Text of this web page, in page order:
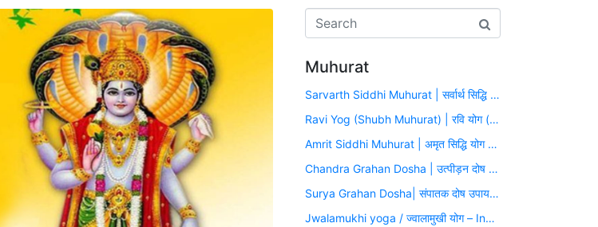
Muhurat
Sarvarth Siddhi Muhurat | सर्वार्थ सिद्धि योग (सन् 2026-2027)
Ravi Yog (Shubh Muhurat) | रवि योग (सन् 2026-2027)
Amrit Siddhi Muhurat | अमृत सिद्धि योग (सन् 2026-2027)
Chandra Grahan Dosha | उत्पीड़न दोष उपाय मुहूर्त (सन् 2026-2027)
Surya Grahan Dosha| संपातक दोष उपाय मुहूर्त (सन् 2026-2027)
Jwalamukhi yoga / ज्वालामुखी योग – Inauspicious Yoga